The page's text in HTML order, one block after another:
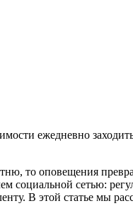
ежедневно
то оповещения
социальной сетью:
В этой статье мы